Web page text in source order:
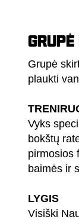
Grupė
plaukti
Vyks
bokštų
pirmosios
baimės ir
LYGIS
Visiški